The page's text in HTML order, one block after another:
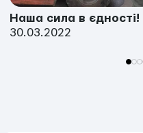
Наша сила в єдності!
30.03.2022